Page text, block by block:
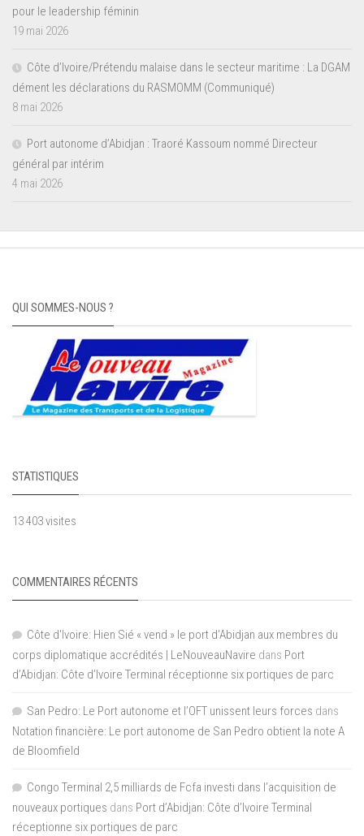
pour le leadership féminin
19 mai 2026
Côte d’Ivoire/Prétendu malaise dans le secteur maritime : La DGAM
dément les déclarations du RASMOMM (Communiqué)
8 mai 2026
Port autonome d’Abidjan : Traoré Kassoum nommé Directeur
général par intérim
4 mai 2026
QUI SOMMES-NOUS ?
STATISTIQUES
13 403 visites
COMMENTAIRES RÉCENTS
Côte d'Ivoire: Hien Sié « vend » le port d'Abidjan aux membres du
corps diplomatique accrédités | LeNouveauNavire dans Port
d’Abidjan: Côte d’Ivoire Terminal réceptionne six portiques de parc
San Pedro: Le Port autonome et l’OFT unissent leurs forces dans
Notation financière: Le port autonome de San Pedro obtient la note A
de Bloomfield
Congo Terminal 2,5 milliards de Fcfa investi dans l’acquisition de
nouveaux portiques dans Port d’Abidjan: Côte d’Ivoire Terminal
réceptionne six portiques de parc